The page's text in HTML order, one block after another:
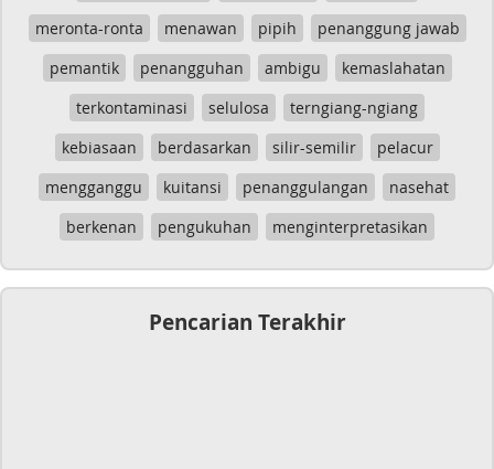
meronta-ronta
menawan pipih
penanggung jawab
pemantik
penangguhan ambigu
kemaslahatan
terkontaminasi
selulosa
terngiang-ngiang
kebiasaan
berdasarkan silir-semilir
pelacur
mengganggu
kuitansi penanggulangan
nasehat
berkenan
pengukuhan menginterpretasikan
Pencarian Terakhir